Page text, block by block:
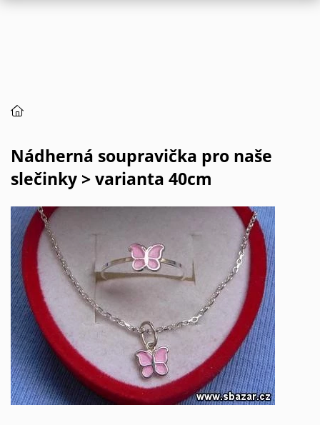
Nádherná soupravička pro naše
slečinky > varianta 40cm